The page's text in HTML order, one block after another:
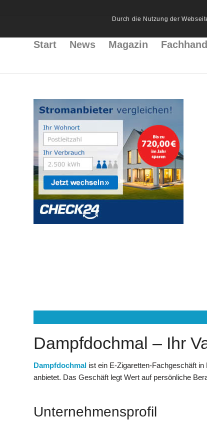
Start News Magazin
Dampfdochmal – Ihr
Dampfdochmal ist ein E-Zigaretten-Fachgeschäft
anbietet. Das Geschäft legt Wert auf persönliche
Unternehmensprofil
Durch die Nutzung der